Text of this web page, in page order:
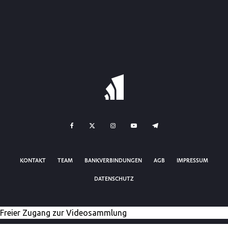
KONTAKT TEAM BANKVERBINDUNGEN AGB IMPRESSUM
DATENSCHUTZ